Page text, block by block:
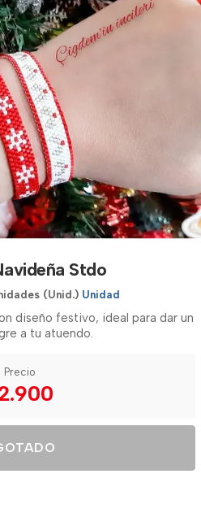
Stdo
(Unid.) Unidad
diseño festivo, ideal para dar un
a tu atuendo.
Precio